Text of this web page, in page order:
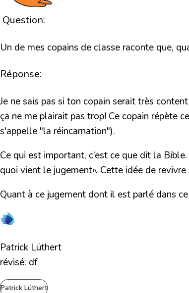
Question:
Un de mes copains de classe raconte que,
Réponse:
Je ne sais pas si ton copain serait très
ça ne me plairait pas trop! Ce copain répète
s'appelle "la réincarnation").
Ce qui est important, c’est ce que dit la
quoi vient le jugement». Cette idée de
Quant à ce jugement dont il est parlé dans
Patrick Lüthert
révisé: df
Patrick Lüthert